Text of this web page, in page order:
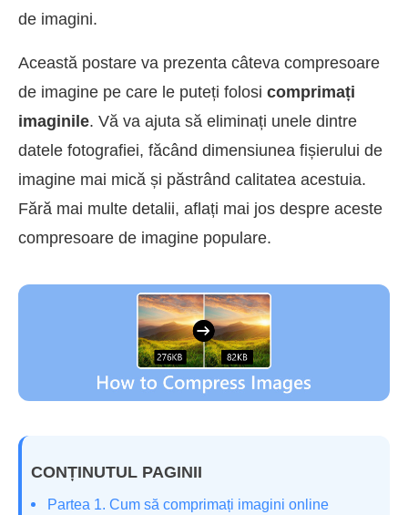
de imagini.
Această postare va prezenta câteva compresoare
de imagine pe care le puteți folosi comprimați
imaginile. Vă va ajuta să eliminați unele dintre
datele fotografiei, făcând dimensiunea fișierului de
imagine mai mică și păstrând calitatea acestuia.
Fără mai multe detalii, aflați mai jos despre aceste
compresoare de imagine populare.
CONȚINUTUL PAGINII
Partea 1. Cum să comprimați imagini online